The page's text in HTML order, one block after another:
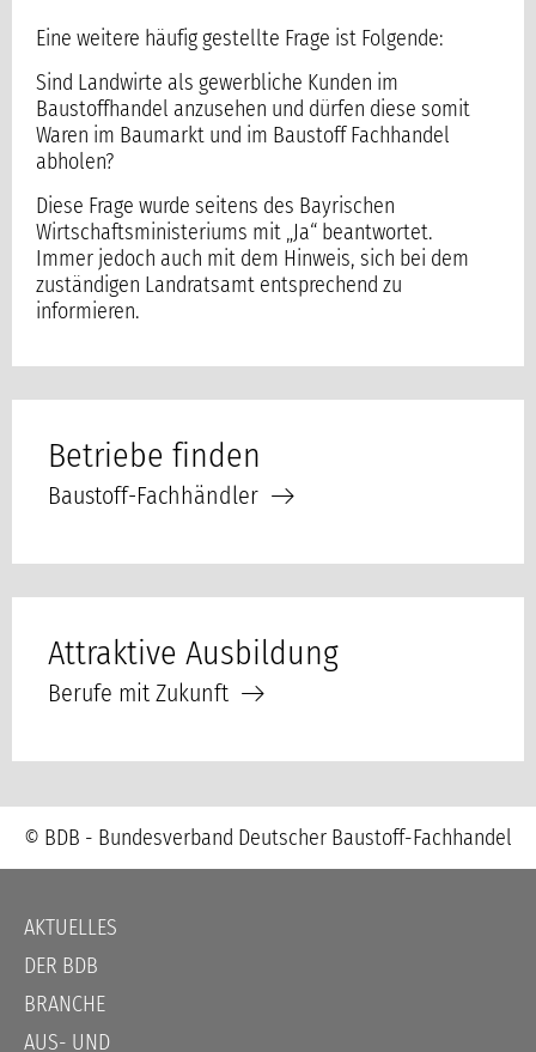
Eine weitere häufig gestellte Frage ist Folgende:
Sind Landwirte als gewerbliche Kunden im
Baustoffhandel anzusehen und dürfen diese somit
Waren im Baumarkt und im Baustoff Fachhandel
abholen?
Diese Frage wurde seitens des Bayrischen
Wirtschaftsministeriums mit „Ja“ beantwortet.
Immer jedoch auch mit dem Hinweis, sich bei dem
zuständigen Landratsamt entsprechend zu
informieren.
Betriebe finden
Baustoff-Fachhändler
Attraktive Ausbildung
Berufe mit Zukunft
© BDB - Bundesverband Deutscher Baustoff-Fachhandel
Navigation
überspringen
AKTUELLES
DER BDB
BRANCHE
AUS- UND